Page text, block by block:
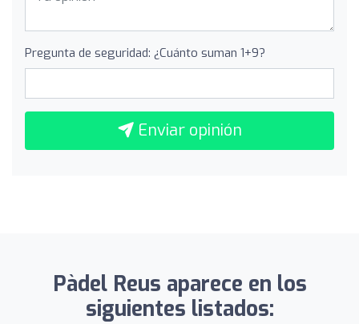
Pregunta de seguridad: ¿Cuánto suman 1+9?
Enviar opinión
Pàdel Reus aparece en los
siguientes listados: